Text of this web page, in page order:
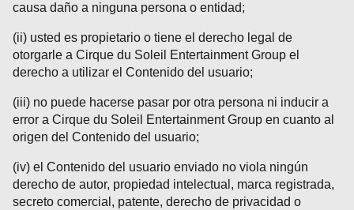
causa daño a ninguna persona o entidad;
(ii) usted es propietario o tiene el derecho legal de
otorgarle a Cirque du Soleil Entertainment Group el
derecho a utilizar el Contenido del usuario;
(iii) no puede hacerse pasar por otra persona ni inducir a
error a Cirque du Soleil Entertainment Group en cuanto al
origen del Contenido del usuario;
(iv) el Contenido del usuario enviado no viola ningún
derecho de autor, propiedad intelectual, marca registrada,
secreto comercial, patente, derecho de privacidad o